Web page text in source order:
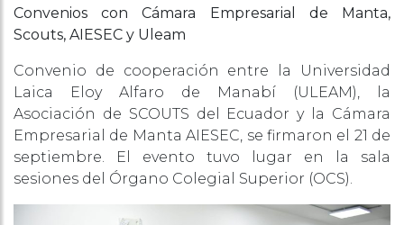
Convenios con Cámara Empresarial de Manta,
Scouts, AIESEC y Uleam
Convenio de cooperación entre la Universidad
Laica Eloy Alfaro de Manabí (ULEAM), la
Asociación de SCOUTS del Ecuador y la Cámara
Empresarial de Manta AIESEC, se firmaron el 21 de
septiembre. El evento tuvo lugar en la sala
sesiones del Órgano Colegial Superior (OCS).